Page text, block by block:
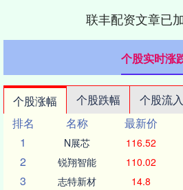
联丰配资文章已
个股实时涨
个股涨幅 个股跌幅 个股流入
排名
名称 最新价
1
N展芯 116.52
2 锐翔智能 110.02
3 志特新材 14.8